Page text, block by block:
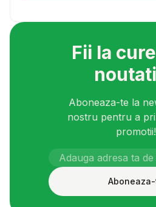
Fii la
Aboneaza-te la
nostru pentru a
promotii!